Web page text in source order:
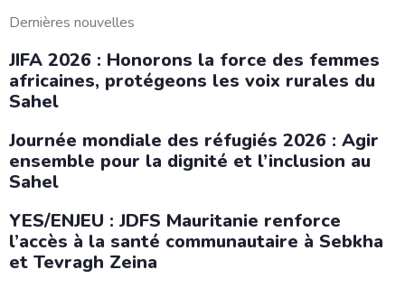
Dernières nouvelles
JIFA 2026 : Honorons la force des femmes
africaines, protégeons les voix rurales du
Sahel
Journée mondiale des réfugiés 2026 : Agir
ensemble pour la dignité et l’inclusion au
Sahel
YES/ENJEU : JDFS Mauritanie renforce
l’accès à la santé communautaire à Sebkha
et Tevragh Zeina